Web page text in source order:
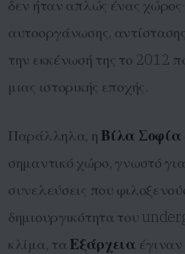
δεν ήταν απλώς ένας
αυτοοργάνωσης,
την εκκένωσή της το 2012
μιας ιστορικής εποχής.
Παράλληλα, η Βίλα Σοφία
σημαντικό χώρο, γνωστό για
συνελεύσεις που
δημιουργικότητα του
κλίμα, τα Εξάρχεια